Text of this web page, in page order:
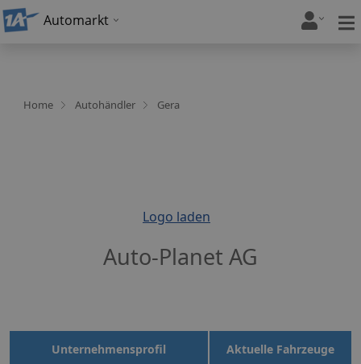
Automarkt
Home Autohändler Gera
Logo laden
Auto-Planet AG
Unternehmensprofil Aktuelle Fahrzeuge